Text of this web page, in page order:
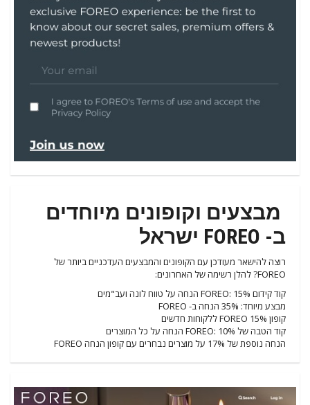
מבצעים וקופונים מיוחדים
ב- FOREO ישראל
רוצה להישאר מעודכן עם הקופונים והמבצעים העדכניים ביותר של
FOREO? להלן רשימה של האחרונים:
קוד קידום FOREO: 15% הנחה על טווח לונה ועב"מים
מבצע מיוחד: 35% הנחה ב- FOREO
קופון 15% FOREO ללקוחות חדשים
קוד הטבה של FOREO: 10% הנחה על כל המוצרים
הנחה נוספת של 17% על מוצרים נבחרים עם קופון הנחה FOREO